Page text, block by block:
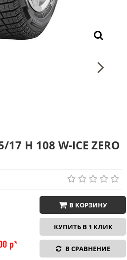
H 108 W-ICE ZERO
р*
В КОРЗИНУ
КУПИТЬ В 1 КЛИК
В СРАВНЕНИЕ